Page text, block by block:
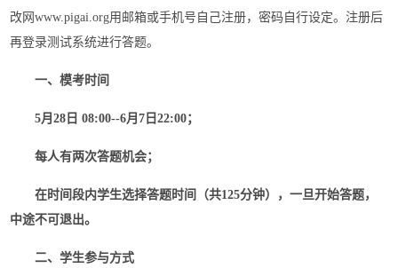
改网www.pigai.org用邮箱或手机号自己注册，密码自行设定。注册后
再登录测试系统进行答题。
一、模考时间
5月28日 08:00--6月7日22:00；
每人有两次答题机会；
在时间段内学生选择答题时间（共125分钟），一旦开始答题，
中途不可退出。
二、学生参与方式